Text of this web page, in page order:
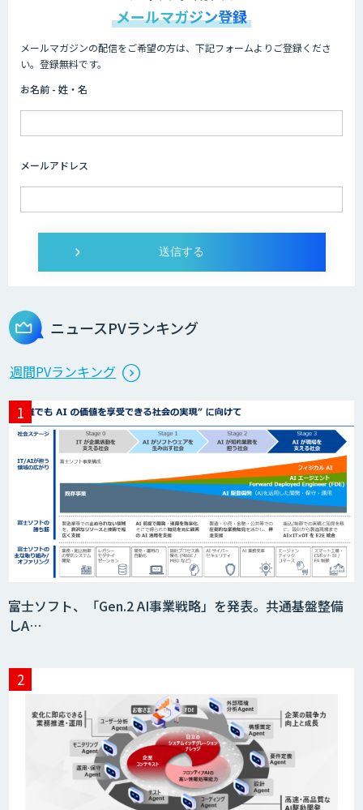
Dify開発支援
SELFBOT AIエージェント
製造業特化型オーダーメイドAI開発（知
財/FMEA/電気回路/CAD/外観検査）
異常検知AI
需要予測＋業務最適化AIシステム
『KISS』
imprai ezCheck
miibo
メールマガジン登録
メールマガジンの配信をご希望の方は、下記フォームよりご登録くださ
い。登録無料です。
お名前 - 姓・名
メールアドレス
ニュースPVランキング
週間PVランキング
富士ソフト、「Gen.2 AI事業戦略」を発表。共通基盤整備
しA…